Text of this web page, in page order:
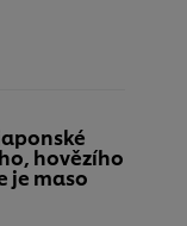
hovězího
je maso